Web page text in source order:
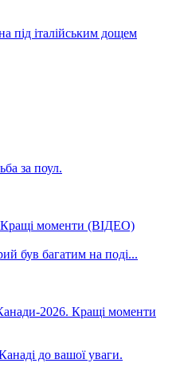
під італійським дощем
Кращі моменти (ВІДЕО)
2026. Кращі моменти